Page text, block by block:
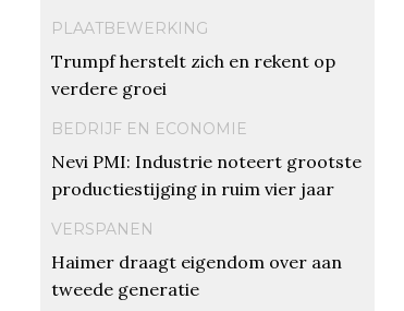
PLAATBEWERKING
Trumpf herstelt zich en rekent op
verdere groei
BEDRIJF EN ECONOMIE
Nevi PMI: Industrie noteert grootste
productiestijging in ruim vier jaar
VERSPANEN
Haimer draagt eigendom over aan
tweede generatie